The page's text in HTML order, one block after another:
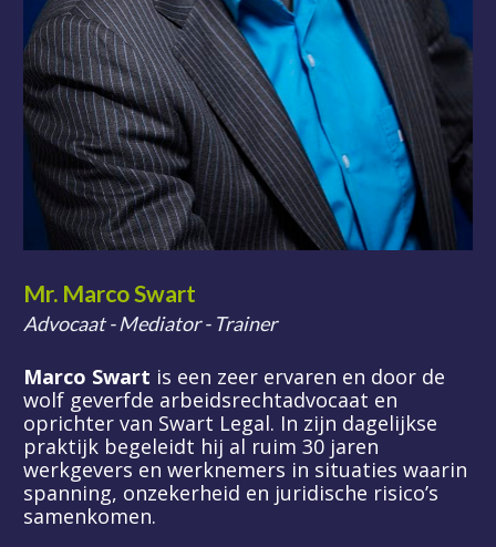
Mr. Marco Swart
Advocaat - Mediator - Trainer
Marco Swart is een zeer ervaren en door de
wolf geverfde arbeidsrechtadvocaat en
oprichter van Swart Legal. In zijn dagelijkse
praktijk begeleidt hij al ruim 30 jaren
werkgevers en werknemers in situaties waarin
spanning, onzekerheid en juridische risico’s
samenkomen.